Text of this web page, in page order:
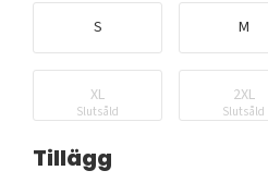
S M
XL
Slutsåld
2XL
Slutsåld
Tillägg